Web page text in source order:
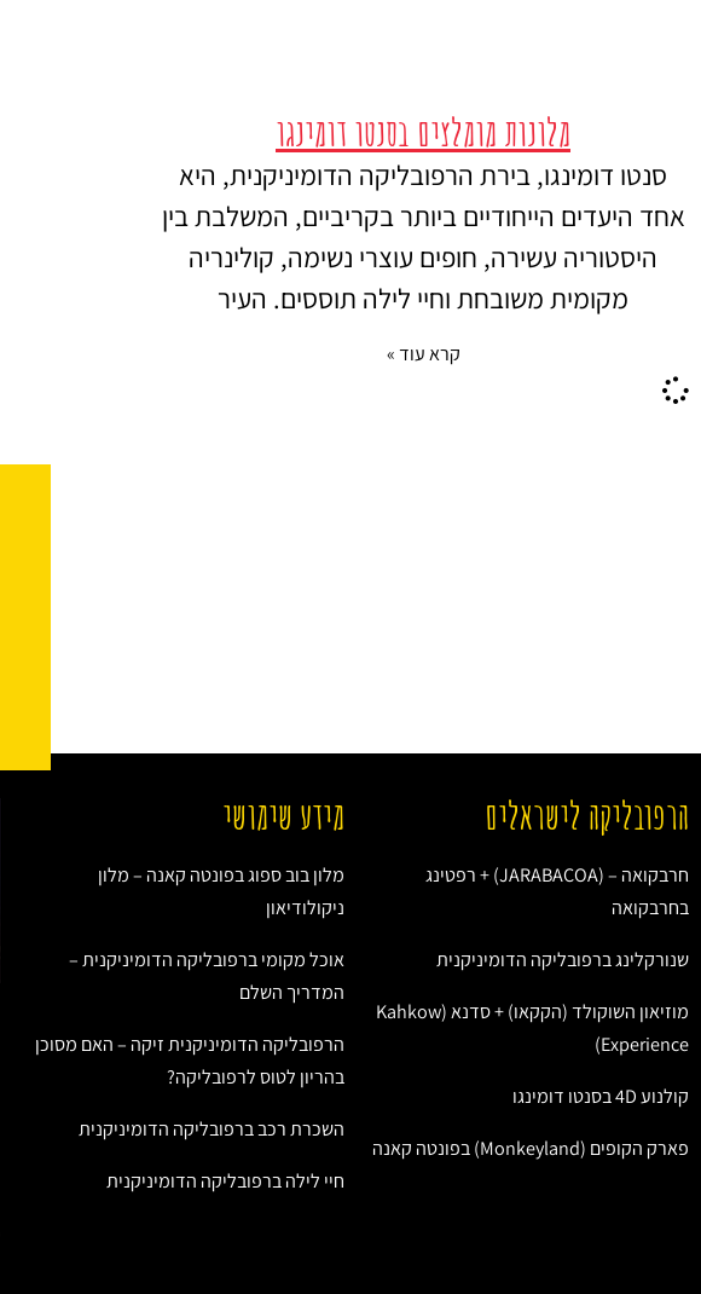
מלונות מומלצים בסנטו דומינגו
סנטו דומינגו, בירת הרפובליקה הדומיניקנית, היא
אחד היעדים הייחודיים ביותר בקריביים, המשלבת בין
היסטוריה עשירה, חופים עוצרי נשימה, קולינריה
מקומית משובחת וחיי לילה תוססים. העיר
קרא עוד »
הרפובליקה לישראלים
חרבקואה – (JARABACOA) + רפטינג
בחרבקואה
שנורקלינג ברפובליקה הדומיניקנית
מוזיאון השוקולד (הקקאו) + סדנא (Kahkow
Experience)
קולנוע 4D בסנטו דומינגו
פארק הקופים (Monkeyland) בפונטה קאנה
מידע שימושי
מלון בוב ספוג בפונטה קאנה – מלון
ניקולודיאון
אוכל מקומי ברפובליקה הדומיניקנית –
המדריך השלם
הרפובליקה הדומיניקנית זיקה – האם מסוכן
בהריון לטוס לרפובליקה?
השכרת רכב ברפובליקה הדומיניקנית
חיי לילה ברפובליקה הדומיניקנית